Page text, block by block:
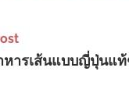
หารเส้นแบบญี่ปุ่นแท้